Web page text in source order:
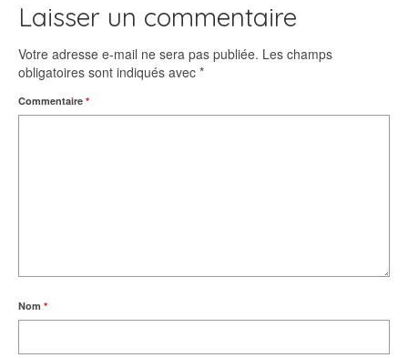
Laisser un commentaire
Votre adresse e-mail ne sera pas publiée. Les champs
obligatoires sont indiqués avec *
Commentaire *
Nom *